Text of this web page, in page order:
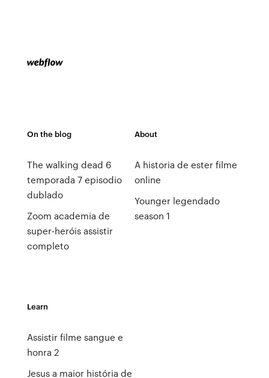
On the blog
The walking dead 6
temporada 7 episodio
dublado
Zoom academia de
super-heróis assistir
completo
About
A historia de ester filme
online
Younger legendado
season 1
Learn
Assistir filme sangue e
honra 2
Jesus a maior história de